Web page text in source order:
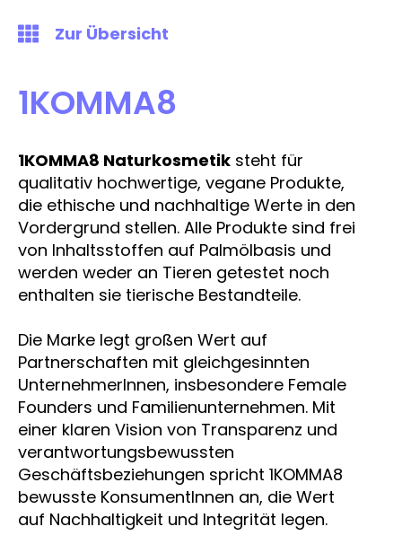
Zur Übersicht
1KOMMA8
1KOMMA8 Naturkosmetik steht für
qualitativ hochwertige, vegane Produkte,
die ethische und nachhaltige Werte in den
Vordergrund stellen. Alle Produkte sind frei
von Inhaltsstoffen auf Palmölbasis und
werden weder an Tieren getestet noch
enthalten sie tierische Bestandteile.
Die Marke legt großen Wert auf
Partnerschaften mit gleichgesinnten
UnternehmerInnen, insbesondere Female
Founders und Familienunternehmen. Mit
einer klaren Vision von Transparenz und
verantwortungsbewussten
Geschäftsbeziehungen spricht 1KOMMA8
bewusste KonsumentInnen an, die Wert
auf Nachhaltigkeit und Integrität legen.